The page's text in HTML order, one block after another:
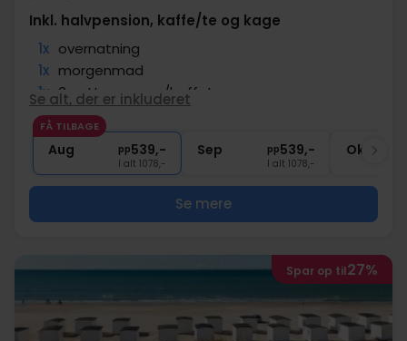
Inkl. halvpension, kaffe/te og kage
1x overnatning
1x morgenmad
1x 3-retters menu/buffet
1x kaffe/te og kage på ankomstdagen
∞ Gratis parkering og internet
Se alt, der er inkluderet
FÅ TILBAGE
Aug pp539,-
I alt 1078,-
Sep pp539,-
I alt 1078,-
Okt
Se mere
Spar op til27%